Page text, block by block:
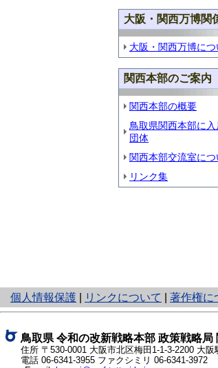
大阪・関西万博関
大阪・関西万博につ
関西本部のご案内
関西本部の概要
鳥取県関西本部に
団体
関西本部交流室につ
リンク集
個人情報保護
と
り
ッ
ト
へ
リンクについて 著作権に
鳥取県 令和の改新戦略本部 政策戦略局
住所 〒530-0001 大阪市北区梅田1-1-3-2200 大阪
電話 06-6341-3955 ファクシミリ 06-6341-3972